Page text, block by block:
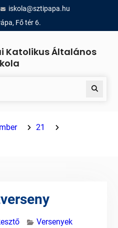
iskola@sztipapa.hu
Fő tér 6.
Katolikus Általános
Search
21
Versenyek